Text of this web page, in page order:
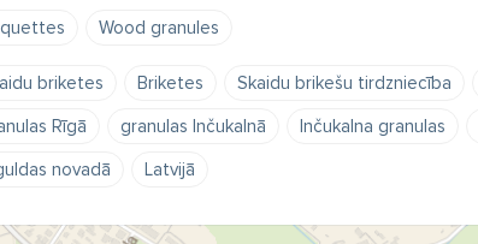
Wood granules
briketes Briketes Skaidu brikešu tirdzniecība
Rīgā
granulas Inčukalnā Inčukalna granulas
novadā
Latvijā